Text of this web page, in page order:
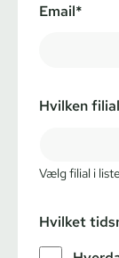
Email*
Hvilken
Vælg filial i
Hvilket